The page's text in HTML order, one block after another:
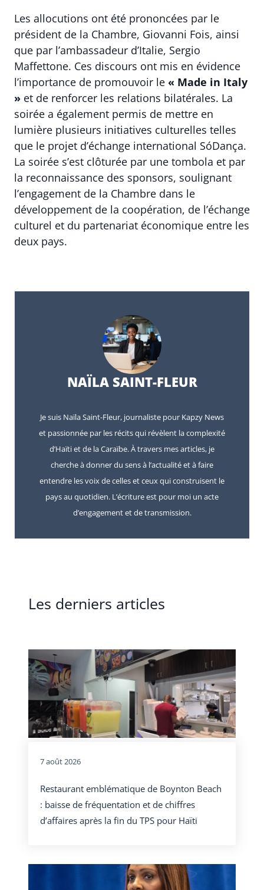
Les allocutions ont été prononcées par le
président de la Chambre, Giovanni Fois, ainsi
que par l’ambassadeur d’Italie, Sergio
Maffettone. Ces discours ont mis en évidence
l’importance de promouvoir le « Made in Italy
» et de renforcer les relations bilatérales. La
soirée a également permis de mettre en
lumière plusieurs initiatives culturelles telles
que le projet d’échange international SóDança.
La soirée s’est clôturée par une tombola et par
la reconnaissance des sponsors, soulignant
l’engagement de la Chambre dans le
développement de la coopération, de l’échange
culturel et du partenariat économique entre les
deux pays.
NAÏLA SAINT-FLEUR
Je suis Naïla Saint-Fleur, journaliste pour Kapzy News
et passionnée par les récits qui révèlent la complexité
d’Haïti et de la Caraïbe. À travers mes articles, je
cherche à donner du sens à l’actualité et à faire
entendre les voix de celles et ceux qui construisent le
pays au quotidien. L’écriture est pour moi un acte
d’engagement et de transmission.
Les derniers articles
7 août 2026
Restaurant emblématique de Boynton Beach
: baisse de fréquentation et de chiffres
d’affaires après la fin du TPS pour Haïti